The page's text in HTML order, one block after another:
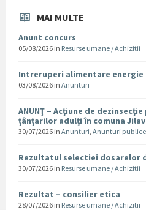
MAI MULTE
Anunt concurs
05/08/2026 in Resurse umane / Achizitii
Intreruperi alimentare energie
03/08/2026 in Anunturi
ANUNȚ – Acțiune de
țânțarilor adulți în comuna
30/07/2026 in Anunturi, Anunturi publice
Rezultatul selectiei dosarelor
30/07/2026 in Resurse umane / Achizitii
Rezultat – consilier etica
28/07/2026 in Resurse umane / Achizitii